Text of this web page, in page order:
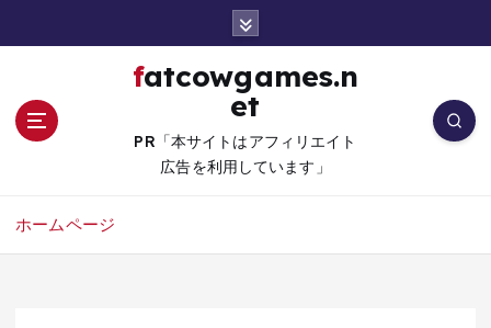
fatcowgames.n
et
PR「本サイトはアフィリエイト
広告を利用しています」
ホームページ